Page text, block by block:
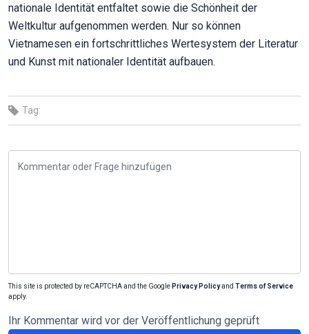
nationale Identität entfaltet sowie die Schönheit der
Weltkultur aufgenommen werden. Nur so können
Vietnamesen ein fortschrittliches Wertesystem der Literatur
und Kunst mit nationaler Identität aufbauen.
Tag:
This site is protected by reCAPTCHA and the Google Privacy Policyand Terms of Service
apply.
Ihr Kommentar wird vor der Veröffentlichung geprüft